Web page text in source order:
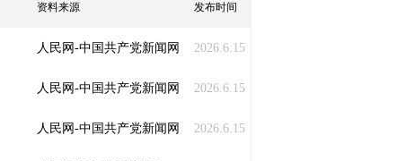
资料来源 发布时间
人民网-中国共产党新闻网 2026.6.15
人民网-中国共产党新闻网 2026.6.15
人民网-中国共产党新闻网 2026.6.15